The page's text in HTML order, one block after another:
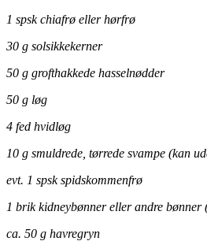
1 spsk chiafrø eller hørfrø
30 g solsikkekerner
50 g grofthakkede hasselnødder
50 g løg
4 fed hvidløg
10 g smuldrede, tørrede svampe (kan
evt. 1 spsk spidskommenfrø
1 brik kidneybønner eller andre bønner
ca. 50 g havregryn